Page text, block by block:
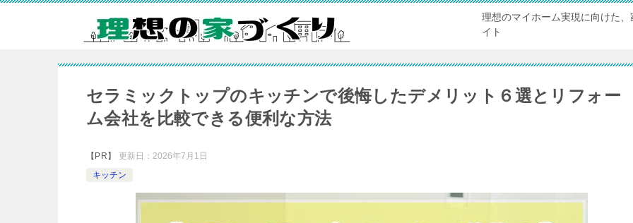
理想のマイホーム実現に向けた
イト
セラミックトップのキッチンで後悔したデメリット６選とリフォー
ム会社を比較できる便利な方法
【PR】 更新日：2026年7月1日
キッチン